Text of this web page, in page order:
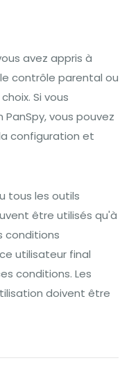
avez appris à
contrôle parental ou
Si vous
vous pouvez
configuration et
tous les outils
être utilisés qu'à
conditions
utilisateur final
conditions. Les
doivent être